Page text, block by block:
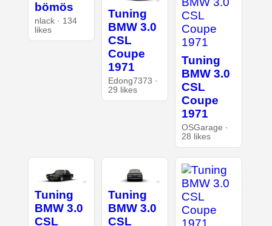
bömös
nlack · 134
likes
Tuning
BMW 3.0
CSL
Coupe
1971
Edong7373 ·
29 likes
Tuning
BMW 3.0
CSL
Coupe
1971
OSGarage ·
28 likes
Tuning
BMW 3.0
CSL
Tuning
BMW 3.0
CSL